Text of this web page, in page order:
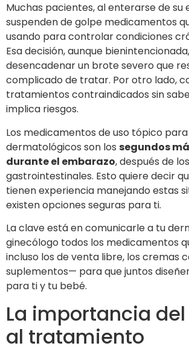
Muchas pacientes, al enterarse de su
suspenden de golpe medicamentos
usando para controlar condiciones
Esa decisión, aunque
desencadenar un brote severo que
complicado de tratar. Por otro lado,
tratamientos contraindicados sin
implica riesgos.
Los medicamentos de uso tópico
dermatológicos son los segundos
durante el embarazo, después de los
gastrointestinales. Esto quiere decir
tienen experiencia manejando estas
existen opciones seguras para ti.
La clave está en comunicarle a tu
ginecólogo todos los medicamentos
incluso los de venta libre, los cremas
suplementos— para que juntos
para ti y tu bebé.
La importancia
al tratamiento